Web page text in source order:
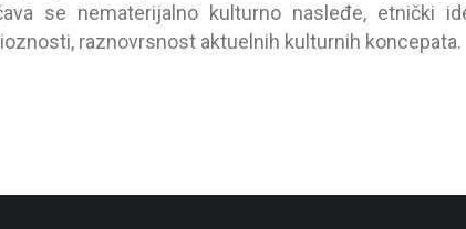
se nemаterijаlno kulturno nаsleđe, etnički
rаznovrsnost аktuelnih kulturnih koncepаtа.